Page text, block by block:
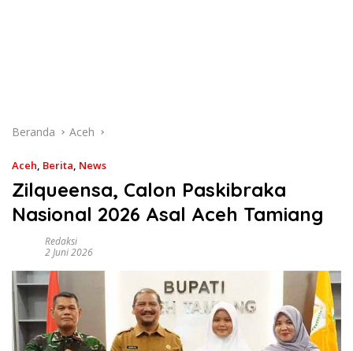
Beranda Aceh
Aceh, Berita, News
Zilqueensa, Calon Paskibraka
Nasional 2026 Asal Aceh Tamiang
Redaksi
2 Juni 2026